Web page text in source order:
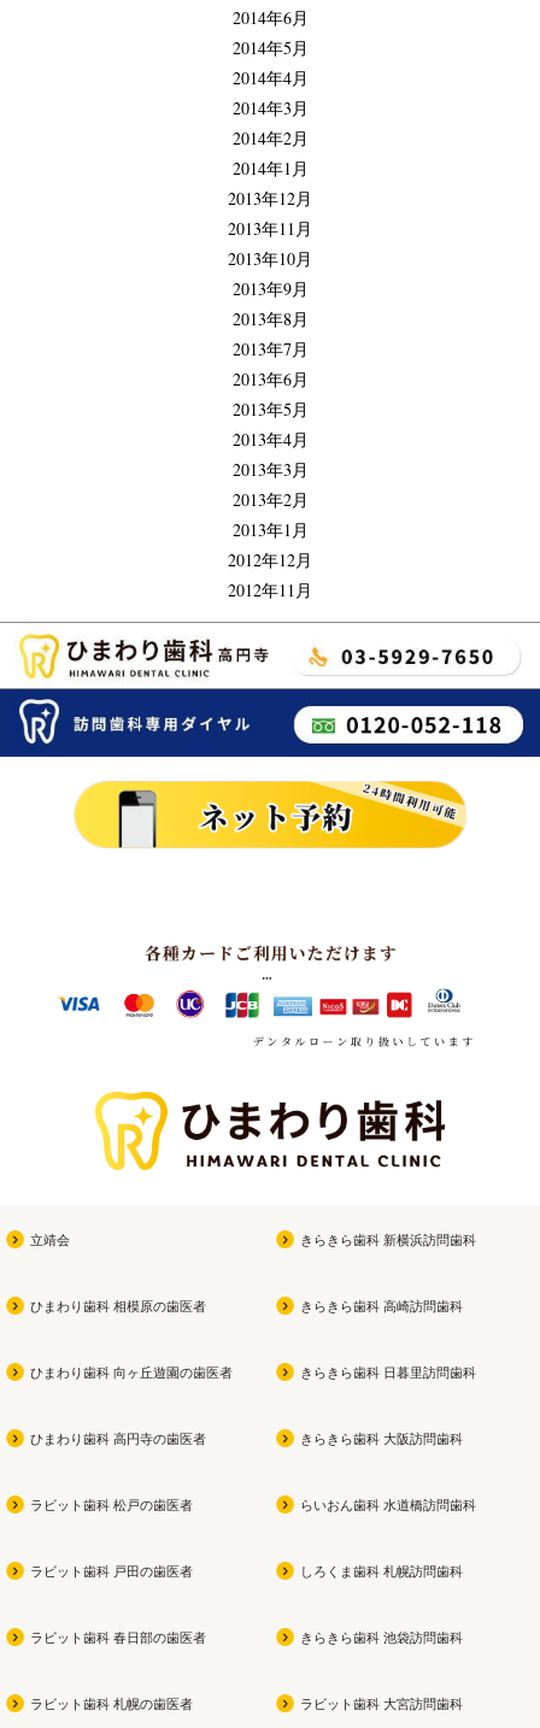
2014年6月
2014年5月
2014年4月
2014年3月
2014年2月
2014年1月
2013年12月
2013年11月
2013年10月
2013年9月
2013年8月
2013年7月
2013年6月
2013年5月
2013年4月
2013年3月
2013年2月
2013年1月
2012年12月
2012年11月
立靖会
ひまわり歯科 相模原の歯医者
ひまわり歯科 向ヶ丘遊園の歯医者
ひまわり歯科 高円寺の歯医者
ラビット歯科 松戸の歯医者
ラビット歯科 戸田の歯医者
ラビット歯科 春日部の歯医者
ラビット歯科 札幌の歯医者
きらきら歯科 新横浜訪問歯科
きらきら歯科 高崎訪問歯科
きらきら歯科 日暮里訪問歯科
きらきら歯科 大阪訪問歯科
らいおん歯科 水道橋訪問歯科
しろくま歯科 札幌訪問歯科
きらきら歯科 池袋訪問歯科
ラビット歯科 大宮訪問歯科